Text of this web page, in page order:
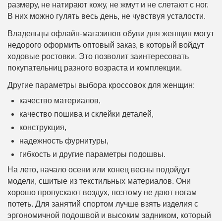
размеру, не натирают кожу, не жмут и не слетают с ног.
В них можно гулять весь день, не чувствуя усталости.
Владельцы офлайн-магазинов обуви для женщин могут
недорого оформить оптовый заказ, в который войдут
ходовые ростовки. Это позволит заинтересовать
покупательниц разного возраста и комплекции.
Другие параметры выбора кроссовок для женщин:
качество материалов,
качество пошива и склейки деталей,
конструкция,
надежность фурнитуры,
гибкость и другие параметры подошвы.
На лето, начало осени или конец весны подойдут
модели, сшитые из текстильных материалов. Они
хорошо пропускают воздух, поэтому не дают ногам
потеть. Для занятий спортом лучше взять изделия с
эргономичной подошвой и высоким задником, который